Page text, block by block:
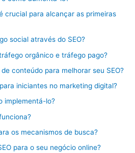
crucial para alcançar as primeiras
social através do SEO?
orgânico e tráfego pago?
conteúdo para melhorar seu SEO?
iniciantes no marketing digital?
implementá-lo?
os mecanismos de busca?
para o seu negócio online?